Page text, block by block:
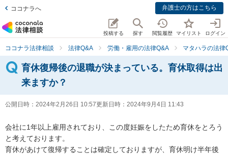
ココナラへ 弁護士の方はこちら
投稿する 探す 閲覧履歴 マイリスト ログイン
ココナラ法律相談 法律Q&A 労働・雇用の法律Q&A マタハラの法律
育休復帰後の退職が決まっている。育休取得は出
来ますか？
公開日時： 2024年2月26日 10:57更新日時： 2024年9月4日 11:43
会社に1年以上雇用されており、この度妊娠をしたため育休をとろう
と考えております。
育休があけて復帰することは確定しておりますが、育休明け半年後